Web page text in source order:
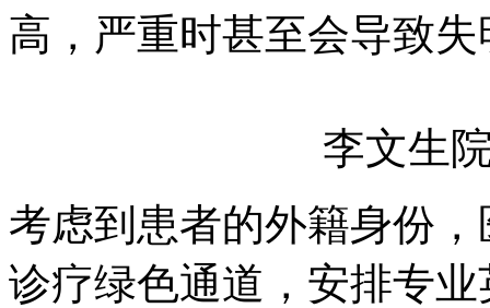
高，严重时甚至会导致
李文生
考虑到患者的外籍身份
诊疗绿色通道，安排专